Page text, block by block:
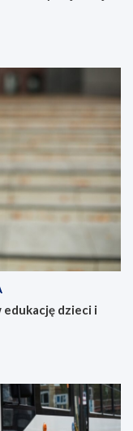
dzieci i